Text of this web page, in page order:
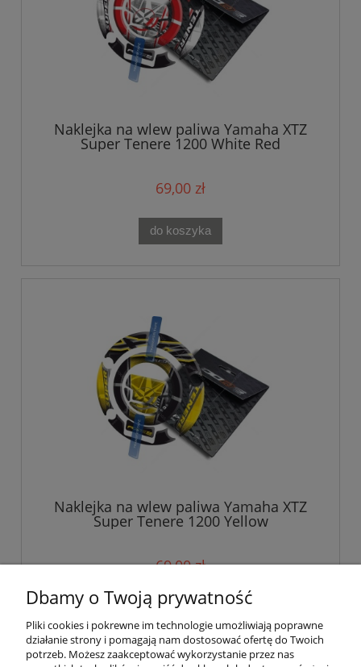
Naklejka na wlew paliwa Yamaha XTZ
Super Tenere 1200 White Red
69,00 zł
do koszyka
Naklejka na wlew paliwa Yamaha XTZ
Super Tenere 1200 Yellow
69,00 zł
do koszyka
Dbamy o Twoją prywatność
Pliki cookies i pokrewne im technologie umożliwiają poprawne
działanie strony i pomagają nam dostosować ofertę do Twoich
potrzeb. Możesz zaakceptować wykorzystanie przez nas